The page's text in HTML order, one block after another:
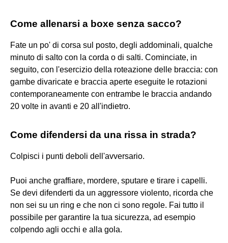
Come allenarsi a boxe senza sacco?
Fate un po' di corsa sul posto, degli addominali, qualche
minuto di salto con la corda o di salti. Cominciate, in
seguito, con l'esercizio della roteazione delle braccia: con
gambe divaricate e braccia aperte eseguite le rotazioni
contemporaneamente con entrambe le braccia andando
20 volte in avanti e 20 all'indietro.
Come difendersi da una rissa in strada?
Colpisci i punti deboli dell'avversario.
Puoi anche graffiare, mordere, sputare e tirare i capelli.
Se devi difenderti da un aggressore violento, ricorda che
non sei su un ring e che non ci sono regole. Fai tutto il
possibile per garantire la tua sicurezza, ad esempio
colpendo agli occhi e alla gola.